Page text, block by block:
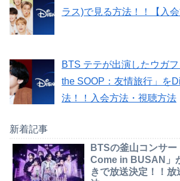
ラス)で見る方法！！【入会
BTS テテが出演したウガ
the SOOP：友情旅行」を
法！！入会方法・視聴方法
新着記事
BTSの釜山コンサー
Come in BUSAN」
きで放送決定！！放